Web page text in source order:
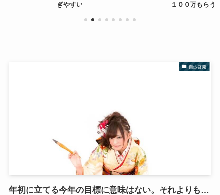
ぎやすい
１００万もらう
自己啓発
年初に立てる今年の目標に意味はない。それよりも…